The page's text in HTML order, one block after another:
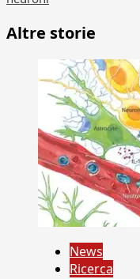
Altre storie
News
Ricerca